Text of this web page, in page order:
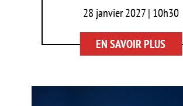
28 janvier 2027 | 10h30
EN SAVOIR PLUS